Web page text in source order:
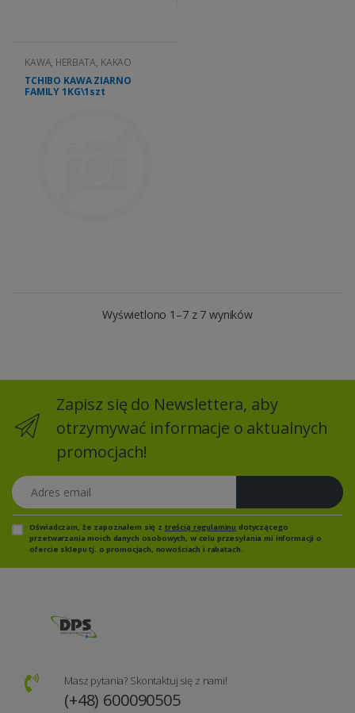
KAWA, HERBATA, KAKAO
TCHIBO KAWA ZIARNO
FAMILY 1KG\1szt
Wyświetlono 1–7 z 7 wyników
Zapisz się do Newslettera, aby
otrzymywać informacje o aktualnych
promocjach!
Adres email
Oświadczam, że zapoznałem się z treścią regulaminu dotyczącego
przetwarzania moich danych osobowych, w celu przesyłania mi informacji o
ofercie sklepu tj. o promocjach, nowościach i rabatach.
Masz pytania? Skontaktuj się z nami!
(+48) 600090505